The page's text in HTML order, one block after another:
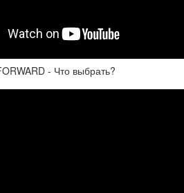
- Что выбрать?